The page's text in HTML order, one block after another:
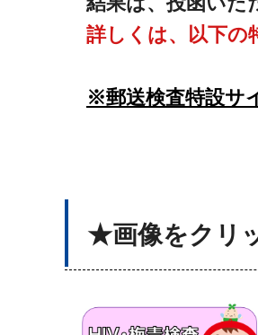
詳しくは、以下の
※郵送検査特設サ
★画像をクリ